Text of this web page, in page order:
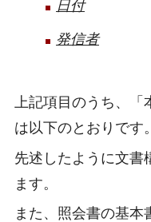
日付
発信者
上記項目のうち、
は以下のとおりです。
先述したように文書
ます。
また、照会書の基本